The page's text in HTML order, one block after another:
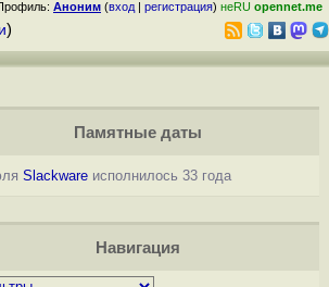
Аноним (вход | регистрация) неRU opennet.me
)
Памятные даты
Slackwareисполнилось 33 года
Навигация